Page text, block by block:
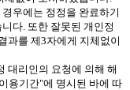
우에는 정정을 완료하기
다. 또한 잘못된 개인정
과를 제3자에게 지체없이
대리인의 요청에 의해 해
용기간"에 명시된 바에 따